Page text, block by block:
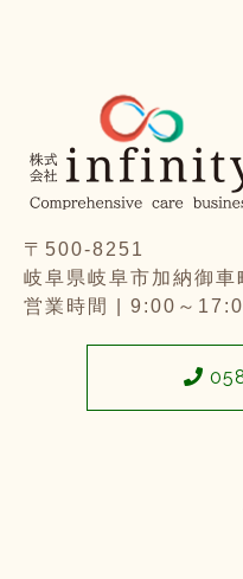
〒500-8251
岐阜県岐阜市加納御車
営業時間 | 9:00～